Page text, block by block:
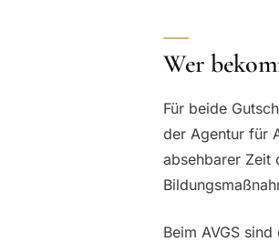
Wer
Für beide
der Agentur für
absehbarer Zeit
Beim AVGS